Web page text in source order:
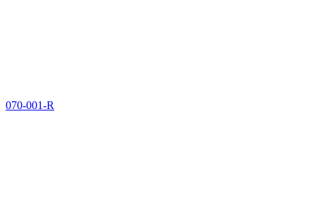
070-001-R